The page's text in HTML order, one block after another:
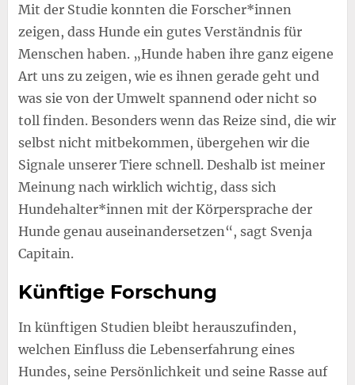
Mit der Studie konnten die Forscher*innen
zeigen, dass Hunde ein gutes Verständnis für
Menschen haben. „Hunde haben ihre ganz eigene
Art uns zu zeigen, wie es ihnen gerade geht und
was sie von der Umwelt spannend oder nicht so
toll finden. Besonders wenn das Reize sind, die wir
selbst nicht mitbekommen, übergehen wir die
Signale unserer Tiere schnell. Deshalb ist meiner
Meinung nach wirklich wichtig, dass sich
Hundehalter*innen mit der Körpersprache der
Hunde genau auseinandersetzen“, sagt Svenja
Capitain.
Künftige Forschung
In künftigen Studien bleibt herauszufinden,
welchen Einfluss die Lebenserfahrung eines
Hundes, seine Persönlichkeit und seine Rasse auf